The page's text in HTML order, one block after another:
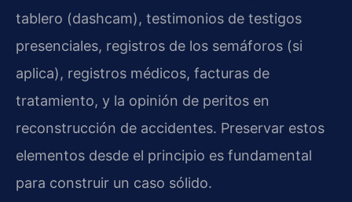
tablero (dashcam), testimonios de testigos
presenciales, registros de los semáforos (si
aplica), registros médicos, facturas de
tratamiento, y la opinión de peritos en
reconstrucción de accidentes. Preservar estos
elementos desde el principio es fundamental
para construir un caso sólido.